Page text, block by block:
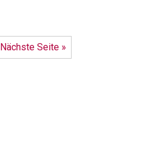
Nächste Seite »